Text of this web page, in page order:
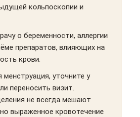
кольпоскопии и
о беременности, аллергии
препаратов, влияющих на
крови.
уточните у
переносить визит.
не всегда мешают
выраженное кровотечение